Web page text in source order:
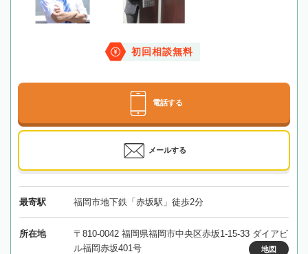
初回相談無料
電話する
メールする
最寄駅 福岡市地下鉄「赤坂駅」徒歩2分
所在地
〒810-0042 福岡県福岡市中央区赤坂1-15-33 ダイアビ
ル福岡赤坂401号
地図